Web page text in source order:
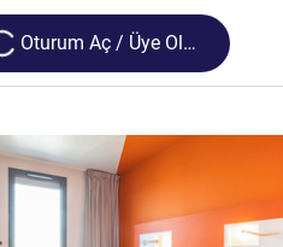
Loading...
Oturum Aç / Üye Olun